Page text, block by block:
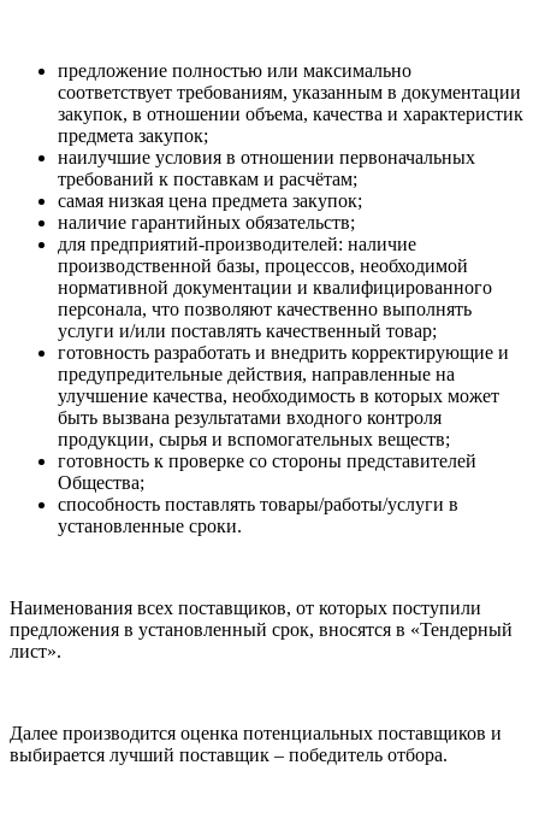
предложение полностью или максимально
соответствует требованиям, указанным в документации
закупок, в отношении объема, качества и характеристик
предмета закупок;
наилучшие условия в отношении первоначальных
требований к поставкам и расчётам;
самая низкая цена предмета закупок;
наличие гарантийных обязательств;
для предприятий-производителей: наличие
производственной базы, процессов, необходимой
нормативной документации и квалифицированного
персонала, что позволяют качественно выполнять
услуги и/или поставлять качественный товар;
готовность разработать и внедрить корректирующие и
предупредительные действия, направленные на
улучшение качества, необходимость в которых может
быть вызвана результатами входного контроля
продукции, сырья и вспомогательных веществ;
готовность к проверке со стороны представителей
Общества;
способность поставлять товары/работы/услуги в
установленные сроки.
Наименования всех поставщиков, от которых поступили
предложения в установленный срок, вносятся в «Тендерный
лист».
Далее производится оценка потенциальных поставщиков и
выбирается лучший поставщик – победитель отбора.